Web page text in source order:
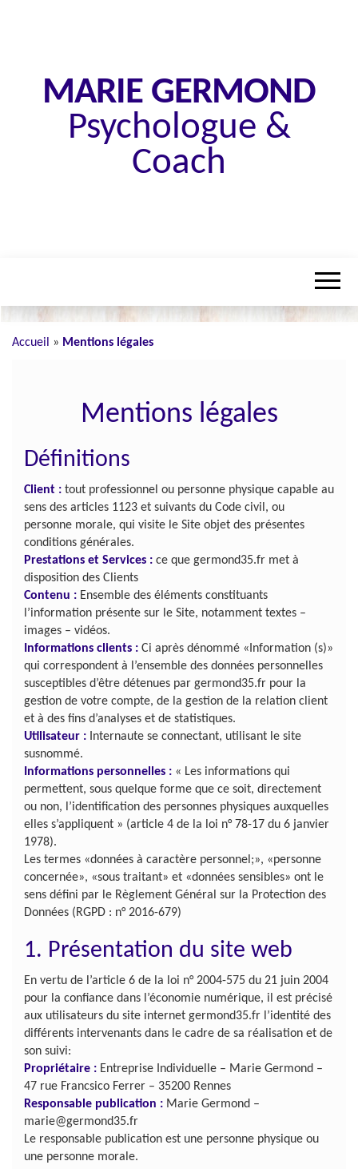
MARIE GERMOND
Psychologue &
Coach
Accueil » Mentions légales
Mentions légales
Définitions
Client : tout professionnel ou personne physique capable au
sens des articles 1123 et suivants du Code civil, ou
personne morale, qui visite le Site objet des présentes
conditions générales.
Prestations et Services : ce que germond35.fr met à
disposition des Clients
Contenu : Ensemble des éléments constituants
l’information présente sur le Site, notamment textes –
images – vidéos.
Informations clients : Ci après dénommé «Information (s)»
qui correspondent à l’ensemble des données personnelles
susceptibles d’être détenues par germond35.fr pour la
gestion de votre compte, de la gestion de la relation client
et à des fins d’analyses et de statistiques.
Utilisateur : Internaute se connectant, utilisant le site
susnommé.
Informations personnelles : « Les informations qui
permettent, sous quelque forme que ce soit, directement
ou non, l’identification des personnes physiques auxquelles
elles s’appliquent » (article 4 de la loi n° 78-17 du 6 janvier
1978).
Les termes «données à caractère personnel;», «personne
concernée», «sous traitant» et «données sensibles» ont le
sens défini par le Règlement Général sur la Protection des
Données (RGPD : n° 2016-679)
1. Présentation du site web
En vertu de l’article 6 de la loi n° 2004-575 du 21 juin 2004
pour la confiance dans l’économie numérique, il est précisé
aux utilisateurs du site internet germond35.fr l’identité des
différents intervenants dans le cadre de sa réalisation et de
son suivi:
Propriétaire : Entreprise Individuelle – Marie Germond –
47 rue Francsico Ferrer – 35200 Rennes
Responsable publication : Marie Germond –
marie@germond35.fr
Le responsable publication est une personne physique ou
une personne morale.